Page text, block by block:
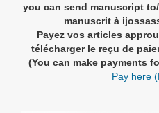
you can send manuscript
manuscrit à
Payez vos articles
télécharger le reçu de
(You can make payments
Pay here